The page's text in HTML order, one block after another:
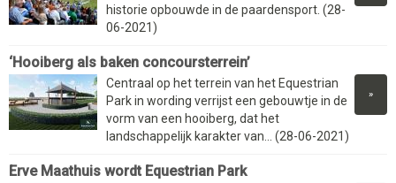
historie opbouwde in de paardensport. (28-
06-2021)
‘Hooiberg als baken concoursterrein’
»
Centraal op het terrein van het Equestrian
Park in wording verrijst een gebouwtje in de
vorm van een hooiberg, dat het
landschappelijk karakter van... (28-06-2021)
Erve Maathuis wordt Equestrian Park